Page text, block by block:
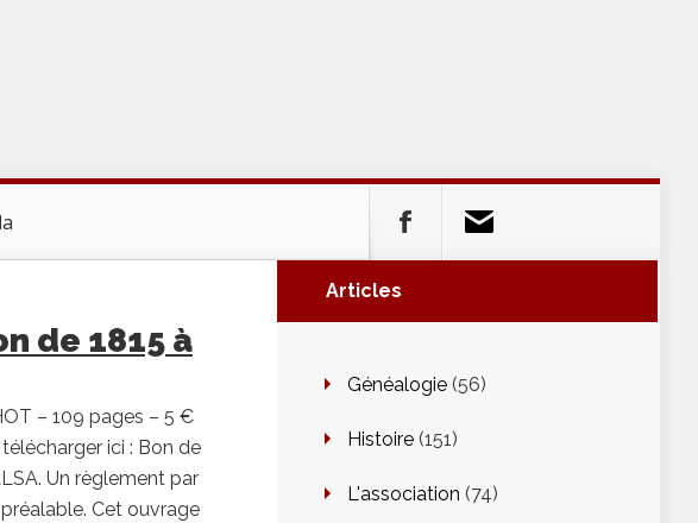
de 1815 à
– 109 pages – 5 €
ici : Bon de
Un règlement par
Cet ouvrage
Articles
Généalogie (56)
Histoire (151)
L'association (74)